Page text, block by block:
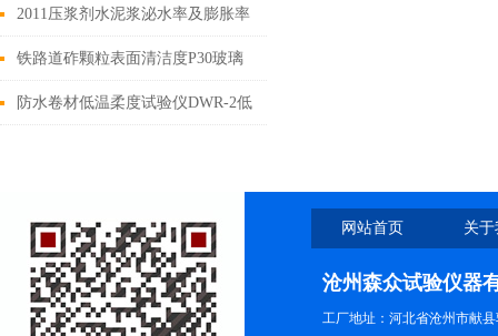
2011压浆剂水泥浆泌水率及膨胀率
测定仪
铁路道砟颗粒表面清洁度P30玻璃
过滤器、10L带嘴的容器
防水卷材低温柔度试验仪DWR-2低
网站首页 关
沧州森众试验仪器
工厂地址：河北省沧州市献